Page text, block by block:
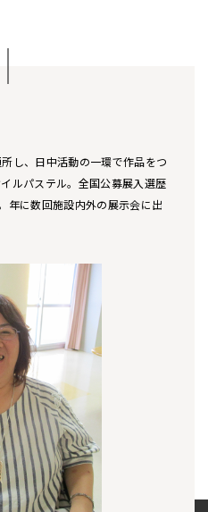
し、日中活動の一環で作品をつ
ルパステル。全国公募展入選歴
年に数回施設内外の展示会に出